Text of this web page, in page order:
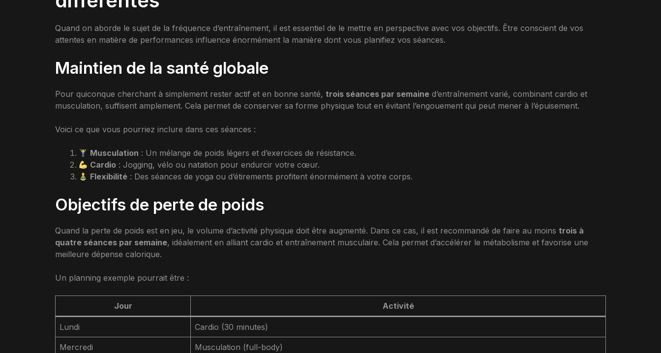
Quand on aborde le sujet de la fréquence d’entraînement, il est essentiel de le mettre en perspective avec vos objectifs. Être conscient de vos
attentes en matière de performances influence énormément la manière dont vous planifiez vos séances.
Maintien de la santé globale
Pour quiconque cherchant à simplement rester actif et en bonne santé, trois séances par semaine d’entraînement varié, combinant cardio et
musculation, suffisent amplement. Cela permet de conserver sa forme physique tout en évitant l’engouement qui peut mener à l’épuisement.
Voici ce que vous pourriez inclure dans ces séances :
Musculation : Un mélange de poids légers et d’exercices de résistance.
Cardio : Jogging, vélo ou natation pour endurcir votre cœur.
Flexibilité : Des séances de yoga ou d’étirements profitent énormément à votre corps.
Objectifs de perte de poids
Quand la perte de poids est en jeu, le volume d’activité physique doit être augmenté. Dans ce cas, il est recommandé de faire au moins trois à
quatre séances par semaine, idéalement en alliant cardio et entraînement musculaire. Cela permet d’accélérer le métabolisme et favorise une
meilleure dépense calorique.
Un planning exemple pourrait être :
Jour Activité
Lundi Cardio (30 minutes)
Mercredi Musculation (full-body)